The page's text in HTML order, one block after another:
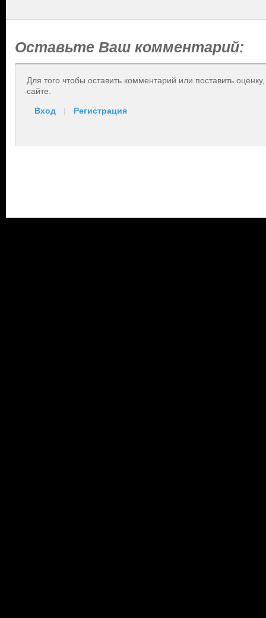
Оставьте Ваш комментарий:
Для того чтобы оставить комментарий или поставить
сайте.
Вход | Регистрация